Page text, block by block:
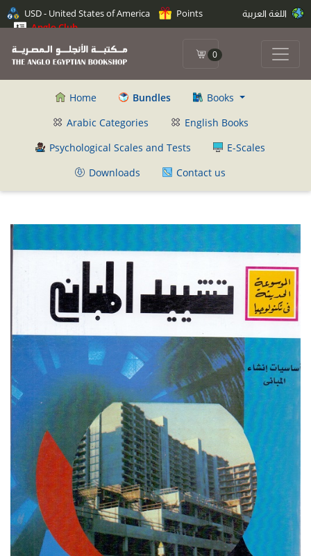
USD - United States of America
Points
Anglo Club
0
Home Bundles
Books
Arabic Categories
English Books
Psychological Scales and Tests
E-Scales
Downloads
Contact us